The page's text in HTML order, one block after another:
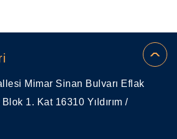
Mimar Sinan Bulvarı Eflak
1. Kat 16310 Yıldırım /